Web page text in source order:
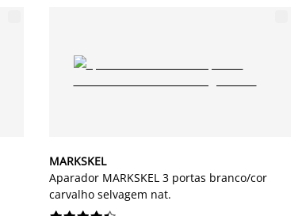
MARKSKEL
Aparador MARKSKEL 3 portas branco/cor
carvalho selvagem nat.